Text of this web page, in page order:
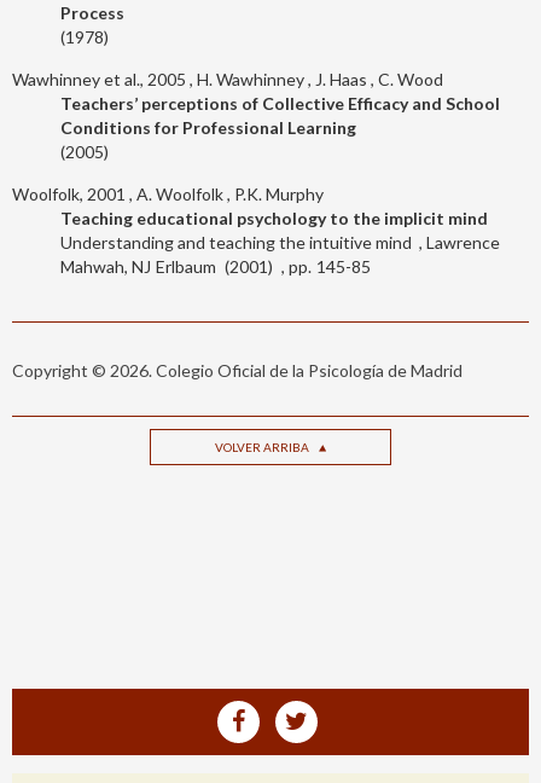
Process
1978
Wawhinney et al., 2005 H. Wawhinney J. Haas C. Wood
Teachers’ perceptions of Collective Efficacy and School
Conditions for Professional Learning
2005
Woolfolk, 2001 A. Woolfolk P.K. Murphy
Teaching educational psychology to the implicit mind
Understanding and teaching the intuitive mind
Lawrence
Erlbaum
Mahwah, NJ 2001 145-85
Copyright © 2026. Colegio Oficial de la Psicología de Madrid
VOLVER ARRIBA